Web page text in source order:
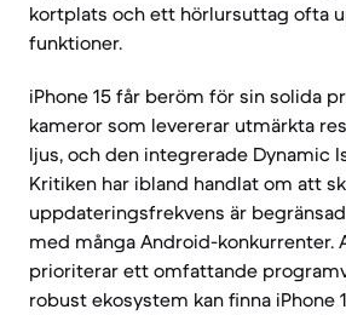
kortplats och ett hörlursuttag ofta
funktioner.
iPhone 15 får beröm för sin solida
kameror som levererar utmärkta
ljus, och den integrerade Dynamic
Kritiken har ibland handlat om att
uppdateringsfrekvens är
med många Android-konkurrenter.
prioriterar ett omfattande
robust ekosystem kan finna iPhone